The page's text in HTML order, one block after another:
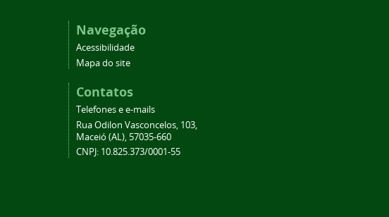
Navegação
Acessibilidade
Mapa do site
Contatos
Telefones e e-mails
Rua Odilon Vasconcelos, 103,
Maceió (AL), 57035-660
CNPJ: 10.825.373/0001-55